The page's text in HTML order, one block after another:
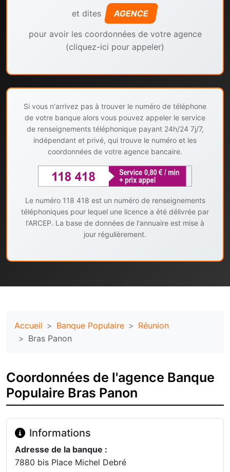
et dites AGENCE
pour avoir les coordonnées de votre agence
(cliquez-ici pour appeler)
Si vous n'arrivez pas à trouver le numéro de téléphone
de votre banque alors vous pouvez appeler le service
de renseignements téléphonique payant 24h/24 7j/7,
indépendant et privé, qui trouve le numéro et les
coordonnées de votre agence bancaire.
Le numéro 118 418 est un numéro de renseignements
téléphoniques pour lequel une licence a été délivrée par
l'ARCEP. La base de données de l'annuaire est mise à
jour régulièrement.
Accueil Banque Populaire
Réunion
Bras Panon
Coordonnées de l'agence Banque
Populaire Bras Panon
Informations
Adresse de la banque :
7880 bis Place Michel Debré